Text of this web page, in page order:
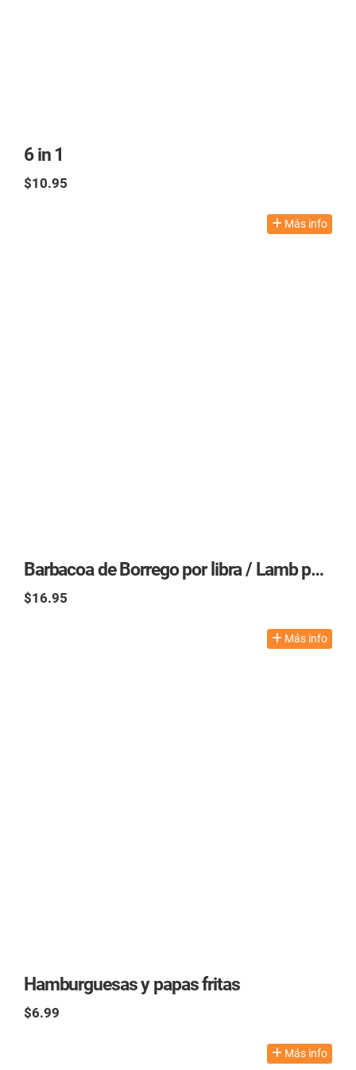
6 in 1
$10.95
Más info
Barbacoa de Borrego por libra / Lamb per Pound
$16.95
Más info
Hamburguesas y papas fritas
$6.99
Más info